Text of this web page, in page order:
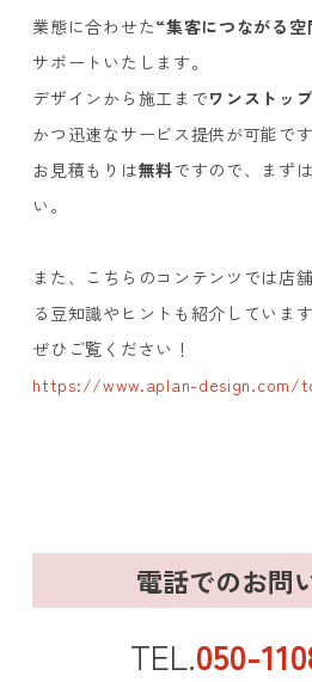
業態に合わせた“集客につながる空
サポートいたします。
デザインから施工までワンストッ
かつ迅速なサービス提供が可能です
お見積もりは無料ですので、まず
い。
また、こちらのコンテンツでは店
る豆知識やヒントも紹介しています
ぜひご覧ください！
https://www.aplan-design.com/
電話でのお問
TEL.050-